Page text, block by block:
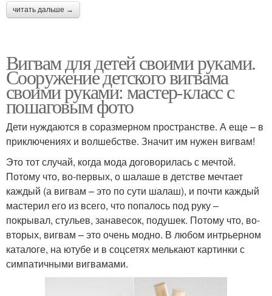
читать дальше →
Вигвам для детей своими руками.
Сооружение детского вигвама
своими руками: мастер-класс с
пошаговым фото
Дети нуждаются в соразмерном пространстве. А еще – в
приключениях и волшебстве. Значит им нужен вигвам!
Это тот случай, когда мода договорилась с мечтой.
Потому что, во-первых, о шалаше в детстве мечтает
каждый (а вигвам – это по сути шалаш), и почти каждый
мастерил его из всего, что попалось под руку –
покрывал, стульев, занавесок, подушек. Потому что, во-
вторых, вигвам – это очень модно. В любом интрьерном
каталоге, на ютубе и в соцсетях мелькают картинки с
симпатичными вигвамами.